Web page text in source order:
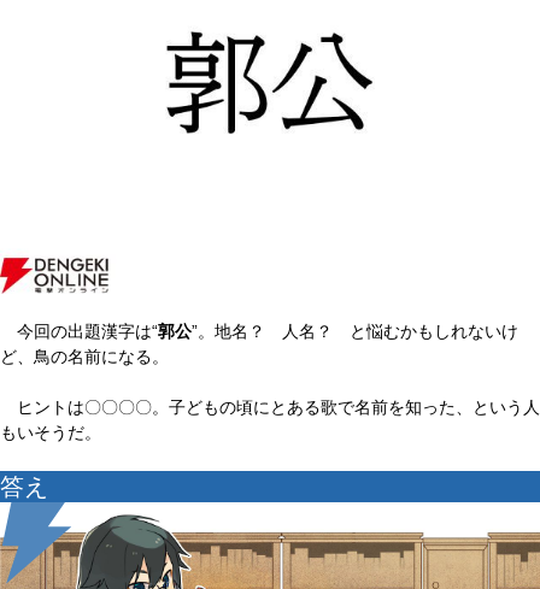
今回の出題漢字は“郭公”。地名？ 人名？ と悩むかもしれないけ
ど、鳥の名前になる。
ヒントは〇〇〇〇。子どもの頃にとある歌で名前を知った、という人
もいそうだ。
答え